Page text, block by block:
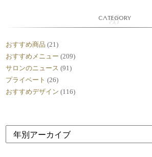
CATEGORY
おすすめ商品 (21)
おすすめメニュー (209)
サロンのニュース (91)
プライベート (26)
おすすめデザイン (116)